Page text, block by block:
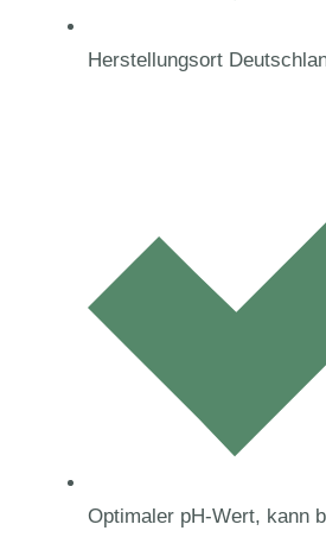
Herstellungsort
Optimaler pH-Wert, kann